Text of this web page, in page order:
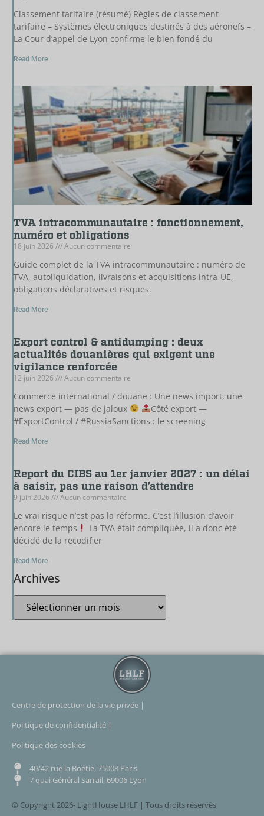
Classement tarifaire (résumé) Règles de classement
tarifaire – Systèmes électroniques destinés à des aéronefs –
La Cour d’appel de Lyon confirme le bien fondé du
Read More
TVA intracommunautaire : fonctionnement,
numéro et obligations
18 juin 2026 Aucun commentaire
Guide complet de la TVA intracommunautaire : numéro de
TVA, autoliquidation, livraisons et acquisitions intra-UE,
obligations déclaratives et risques.
Read More
Export control & antidumping : deux
actualités douanières qui exigent une
vigilance renforcée
12 juin 2026 Aucun commentaire
Commerce international / douane : Une news import, une
news export — pas de jaloux
Côté export —
#ExportControl / #RussiaSanctions : le screening
Read More
Report du CIBS au 1er janvier 2027 : un délai
à saisir, pas une raison d’attendre
9 juin 2026 Aucun commentaire
Le vrai risque n’est pas la réforme. C’est l’illusion d’avoir
encore le temps
La TVA était compliquée, il a donc été
décidé de la recodifier
Read More
Archives
Centre de protection de la vie privée |
Politique de confidentialité |
Politique des cookies
40/42 rue la Boétie, 75008 Paris
7 quai Général Sarrail, 69006 Lyon
© Copyright 2026- LightHouse LHLF | Tous droits réservés